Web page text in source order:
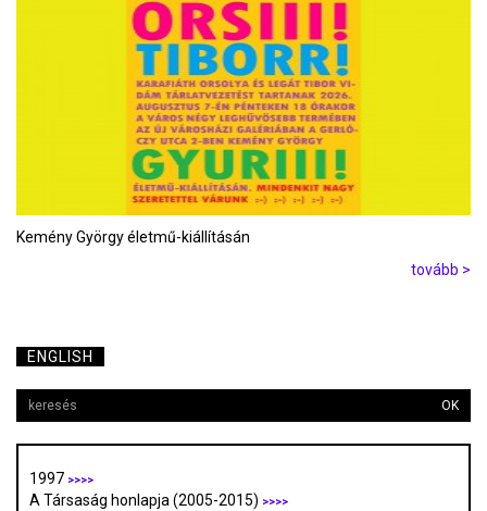
Kemény György életmű-kiállításán
tovább >
ENGLISH
OK
1997 >>>>
A Társaság honlapja (2005-2015) >>>>